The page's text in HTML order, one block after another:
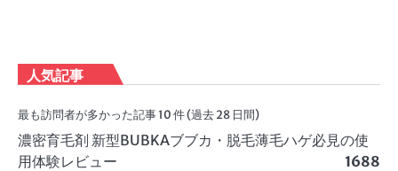
人気記事
最も訪問者が多かった記事 10 件 (過去 28 日間)
濃密育毛剤 新型BUBKAブブカ・脱毛薄毛ハゲ必見の使
用体験レビュー
1688